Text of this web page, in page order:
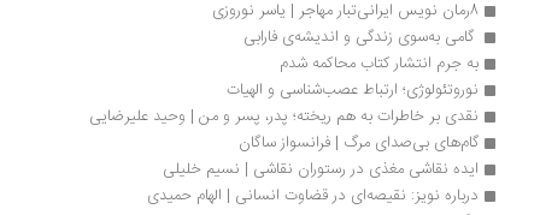
گامی به‌سوی زندگی و اندیشه‌ی فارابی
به جرم انتشار کتاب محاکمه شدم
نوروتئولوژی؛ ارتباط عصب‌شناسی و الهیات
نقدی بر خاطرات به هم ریخته؛ پدر، پسر و من | وحید علیرضایی
گام‌های بی‌صدای مرگ | فرانسواز ساگان
ایده نقاشی مغذی در رستوران نقاشی | نسیم خلیلی
درباره نویز: نقیصه‌ای در قضاوت انسانی | الهام حمیدی